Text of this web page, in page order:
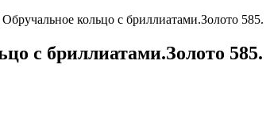
Обручальное кольцо с бриллиатами.Золото 585.
с бриллиатами.Золото 585.